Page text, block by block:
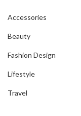
Accessories
Beauty
Fashion Design
Lifestyle
Travel